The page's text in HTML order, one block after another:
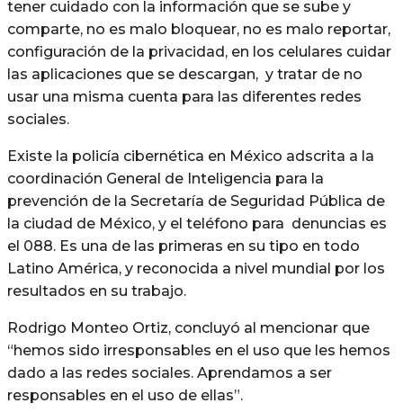
tener cuidado con la información que se sube y
comparte, no es malo bloquear, no es malo reportar,
configuración de la privacidad, en los celulares cuidar
las aplicaciones que se descargan, y tratar de no
usar una misma cuenta para las diferentes redes
sociales.
Existe la policía cibernética en México adscrita a la
coordinación General de Inteligencia para la
prevención de la Secretaría de Seguridad Pública de
la ciudad de México, y el teléfono para denuncias es
el 088. Es una de las primeras en su tipo en todo
Latino América, y reconocida a nivel mundial por los
resultados en su trabajo.
Rodrigo Monteo Ortiz, concluyó al mencionar que
“hemos sido irresponsables en el uso que les hemos
dado a las redes sociales. Aprendamos a ser
responsables en el uso de ellas”.